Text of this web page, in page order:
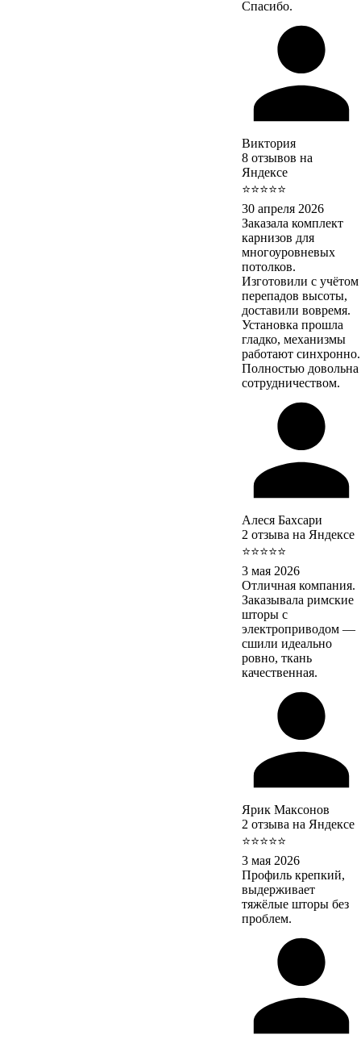
Спасибо.
Виктория
8 отзывов на
Яндексе
⭐⭐⭐⭐⭐
30 апреля 2026
Заказала комплект
карнизов для
многоуровневых
потолков.
Изготовили с учётом
перепадов высоты,
доставили вовремя.
Установка прошла
гладко, механизмы
работают синхронно.
Полностью довольна
сотрудничеством.
Алеся Бахсари
2 отзыва на Яндексе
⭐⭐⭐⭐⭐
3 мая 2026
Отличная компания.
Заказывала римские
шторы с
электроприводом —
сшили идеально
ровно, ткань
качественная.
Ярик Максонов
2 отзыва на Яндексе
⭐⭐⭐⭐⭐
3 мая 2026
Профиль крепкий,
выдерживает
тяжёлые шторы без
проблем.